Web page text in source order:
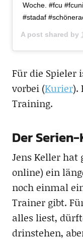
Woche. #fcu
#stadaf
A post shared by
Für die Spieler
vorbei (Kurier).
Training.
Der
Jens Keller
online) ein
noch einmal
Trainer gibt.
alles liest,
drinstehen,